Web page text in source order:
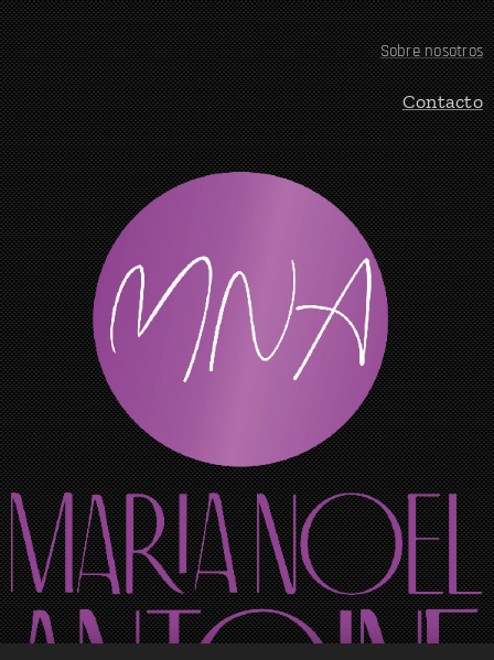
Sobre nosotros
Contacto